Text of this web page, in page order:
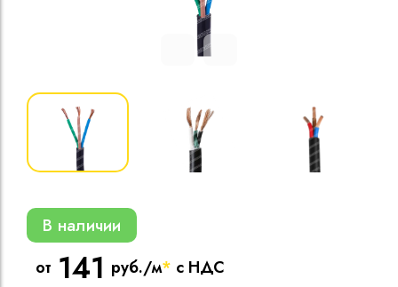
Кабели
изоляцией
В наличии
от 141 руб./м* с НДС